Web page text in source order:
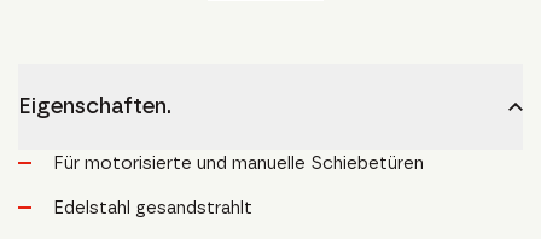
Eigenschaften.
Für motorisierte und manuelle Schiebetüren
Edelstahl gesandstrahlt